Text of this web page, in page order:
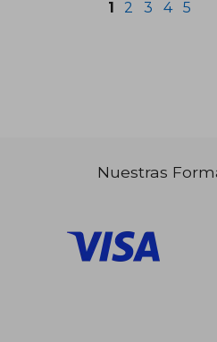
dcto. $ 15.75
1 2 3 4 5
Nuestras